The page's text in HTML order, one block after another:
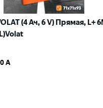
(4 Ач, 6 V) Прямая, L+
A